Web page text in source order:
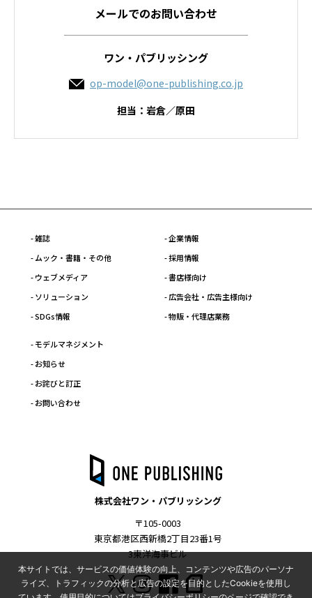
メールでのお問い合わせ
ワン・パブリッシング
op-model@one-publishing.co.jp
担当：岩倉／原田
- 雑誌
- ムック・書籍・その他
- ウェブメディア
- ソリューション
- SDGs情報
- 企業情報
- 採用情報
- 書店様向け
- 広告会社・広告主様向け
- 物販・代理店業務
- モデルマネジメント
- お知らせ
- お詫びと訂正
- お問い合わせ
株式会社ワン・パブリッシング
〒105-0003
東京都港区西新橋2丁目23番1号
3東洋海事ビル
本サイトでは、サービスの価値体験の向上、コンテンツや広告のパーソナ
ライズ、トラフィックの分析と広告の設定を目的としたCookieを使用し